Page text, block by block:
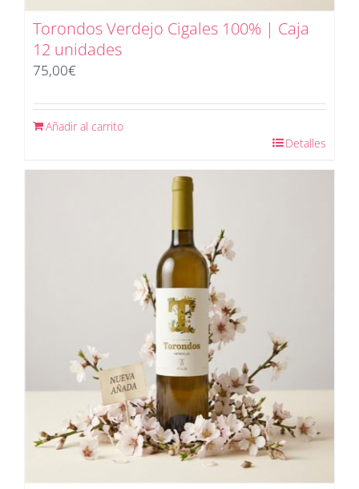
Torondos Verdejo Cigales 100% | Caja
12 unidades
75,00€
Añadir al carrito
Detalles